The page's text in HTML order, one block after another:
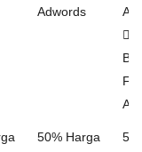
Adwords
50% Harga